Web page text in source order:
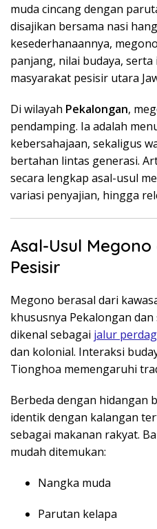
muda cincang dengan
disajikan bersama nasi
kesederhanaannya,
panjang, nilai budaya,
masyarakat pesisir utara
Di wilayah Pekalongan,
pendamping. Ia adalah
kebersahajaan, sekaligus
bertahan lintas generasi.
secara lengkap asal-usul
variasi penyajian, hingga
Asal-Usul
Pesisir
Megono berasal dari
khususnya Pekalongan
dikenal sebagai jalur
dan kolonial. Interaksi
Tionghoa memengaruhi
Berbeda dengan hidangan
identik dengan kalangan
sebagai makanan rakyat.
mudah ditemukan:
Nangka muda
Parutan kelapa